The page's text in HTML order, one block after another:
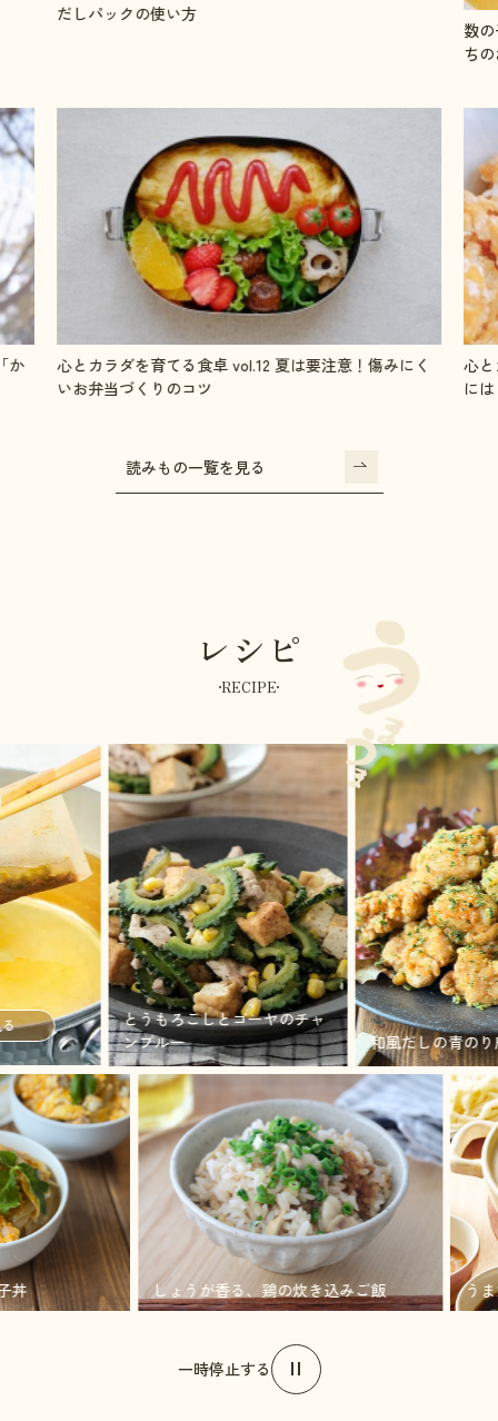
だしパックの使い方
数
ち
か
心とカラダを育てる食卓 vol.12 夏は要注意！傷みにく
いお弁当づくりのコツ
心
に
読みもの一覧を見る
レシピ
RECIPE
とうもろこしとゴーヤのチャ
ンプルー
和風だしの青のり唐
親子丼 しょうが香る、鶏の炊き込みご飯
一時停止する